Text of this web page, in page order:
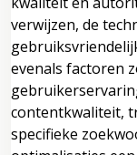
verwijzen, de
evenals factoren
contentkwaliteit,
specifieke